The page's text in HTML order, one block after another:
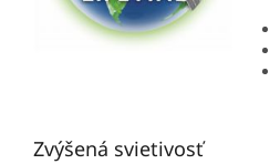
Zvýšená svietivosť